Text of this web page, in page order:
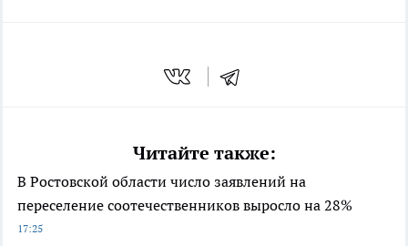
Читайте также:
В Ростовской области число заявлений на
переселение соотечественников выросло на 28%
17:25